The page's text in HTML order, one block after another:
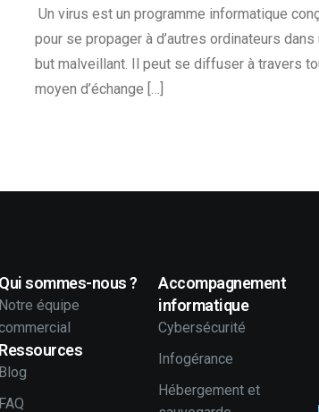
Un virus est un programme informatique
pour se propager à d’autres ordinateurs dans
but malveillant. Il peut se diffuser à travers
moyen d’échange […]
Qui sommes-nous ?
Notre équipe
Ressources
Blog
FAQ
Accompagnement
informatique
Cybersécurité
Infogérance
Hébergement et